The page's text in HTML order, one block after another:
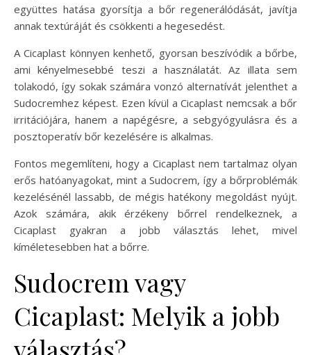
együttes hatása gyorsítja a bőr regenerálódását, javítja
annak textúráját és csökkenti a hegesedést.
A Cicaplast könnyen kenhető, gyorsan beszívódik a bőrbe,
ami kényelmesebbé teszi a használatát. Az illata sem
tolakodó, így sokak számára vonzó alternatívát jelenthet a
Sudocremhez képest. Ezen kívül a Cicaplast nemcsak a bőr
irritációjára, hanem a napégésre, a sebgyógyulásra és a
posztoperatív bőr kezelésére is alkalmas.
Fontos megemlíteni, hogy a Cicaplast nem tartalmaz olyan
erős hatóanyagokat, mint a Sudocrem, így a bőrproblémák
kezelésénél lassabb, de mégis hatékony megoldást nyújt.
Azok számára, akik érzékeny bőrrel rendelkeznek, a
Cicaplast gyakran a jobb választás lehet, mivel
kíméletesebben hat a bőrre.
Sudocrem vagy
Cicaplast: Melyik a jobb